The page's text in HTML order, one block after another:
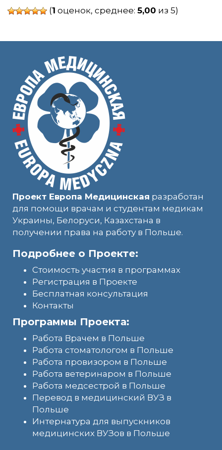
(1 оценок, среднее: 5,00 из 5)
Проект Европа Медицинская разработан
для помощи врачам и студентам медикам
Украины, Белоруси, Казахстана в
получении права на работу в Польше.
Подробнее о Проекте:
Стоимость участия в программах
Регистрация в Проекте
Бесплатная консультация
Контакты
Программы Проекта:
Работа Врачем в Польше
Работа стоматологом в Польше
Работа провизором в Польше
Работа ветеринаром в Польше
Работа медсестрой в Польше
Перевод в медицинский ВУЗ в
Польше
Интернатура для выпускников
медицинских ВУЗов в Польше